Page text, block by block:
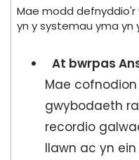
Mae modd
yn y systemau yma yn
At bwrpas
Mae
gwybodaeth
recordio
llawn ac yn